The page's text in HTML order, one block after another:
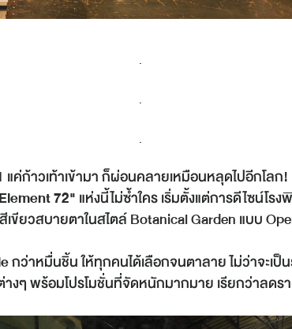
.
.
.
แค่ก้าวเท้าเข้ามา ก็ผ่อนคลายเหมือนหลุดไปอีกโลก!
72"แห่งนี้ไม่ซ้ำใคร เริ่มตั้งแต่การดีไซน์โร
ยวสบายตาในสไตล์ Botanical Garden แบบ
กว่าหมื่นชิ้น ให้ทุกคนได้เลือกจนตาลาย ไม่ว่าจะเป็
งๆ พร้อมโปรโมชั่นที่จัดหนักมากมาย เรียกว่าลด